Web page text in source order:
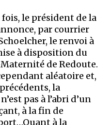
le président de la
par courrier
le renvoi à
à disposition du
de Redoute.
aléatoire et,
la
pas à l’abri d’un
à la fin de
à la